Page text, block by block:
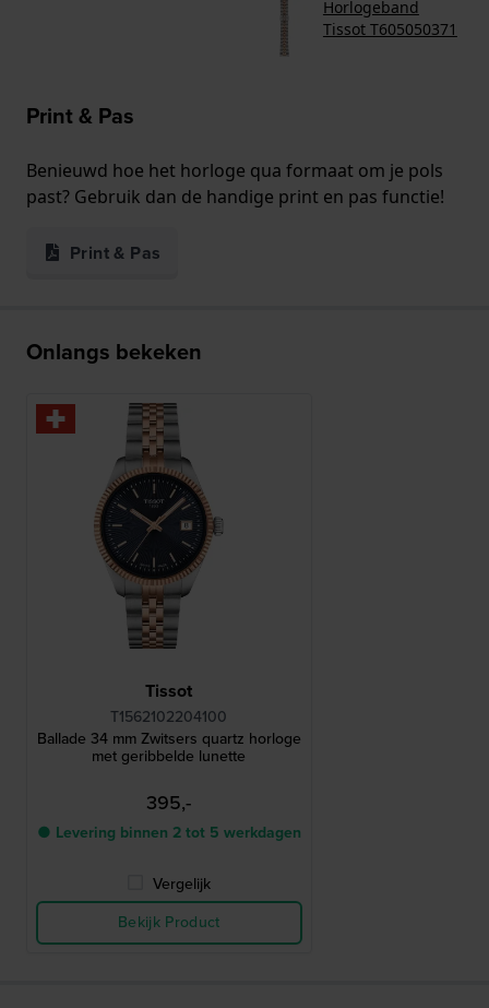
Horlogeband
Tissot T605050371
Print & Pas
Benieuwd hoe het horloge qua formaat om je pols
past? Gebruik dan de handige print en pas functie!
Print & Pas
Onlangs bekeken
Tissot
T1562102204100
Ballade 34 mm Zwitsers quartz horloge
met geribbelde lunette
395,-
● Levering binnen 2 tot 5 werkdagen
Vergelijk
Bekijk Product